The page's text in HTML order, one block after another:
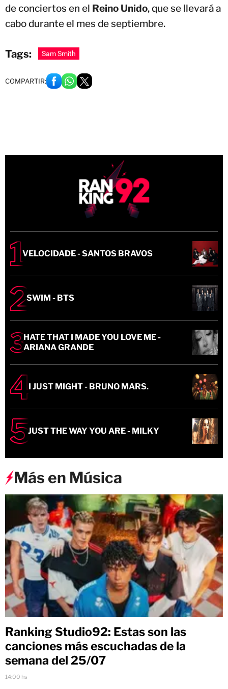
de conciertos en el Reino Unido, que se llevará a
cabo durante el mes de septiembre.
Tags: Sam Smith
COMPARTIR:
VELOCIDADE - SANTOS BRAVOS
SWIM - BTS
HATE THAT I MADE YOU LOVE ME -
ARIANA GRANDE
I JUST MIGHT - BRUNO MARS.
JUST THE WAY YOU ARE - MILKY
Más en Música
Ranking Studio92: Estas son las
canciones más escuchadas de la
semana del 25/07
14:00 hs